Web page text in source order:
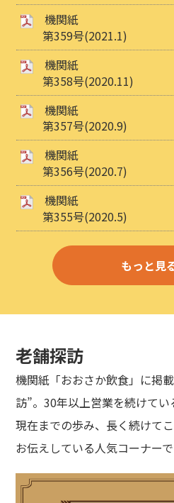
機関紙
第359号(2021.1)
機関紙
第358号(2020.11)
機関紙
第357号(2020.9)
機関紙
第356号(2020.7)
機関紙
第355号(2020.5)
もっと見
老舗探訪
機関紙「おおさか飲食」に掲
訪”。30年以上営業を続けて
現在までの歩み、長く続けて
お伝えしている人気コーナーで